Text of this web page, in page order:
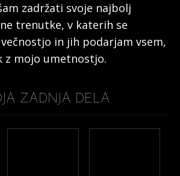
zadržati svoje najbolj
trenutke, v katerih se
in jih podarjam vsem,
z mojo umetnostjo.
ZADNJA DELA